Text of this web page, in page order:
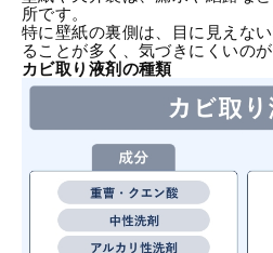
所です。
特に壁紙の裏側は、目に見えな
ることが多く、気づきにくいのが
カビ取り液剤の種類